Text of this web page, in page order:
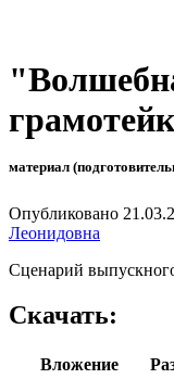
материал
Опубликовано
Леонидовна
Сценарий
Скачать:
Вложение